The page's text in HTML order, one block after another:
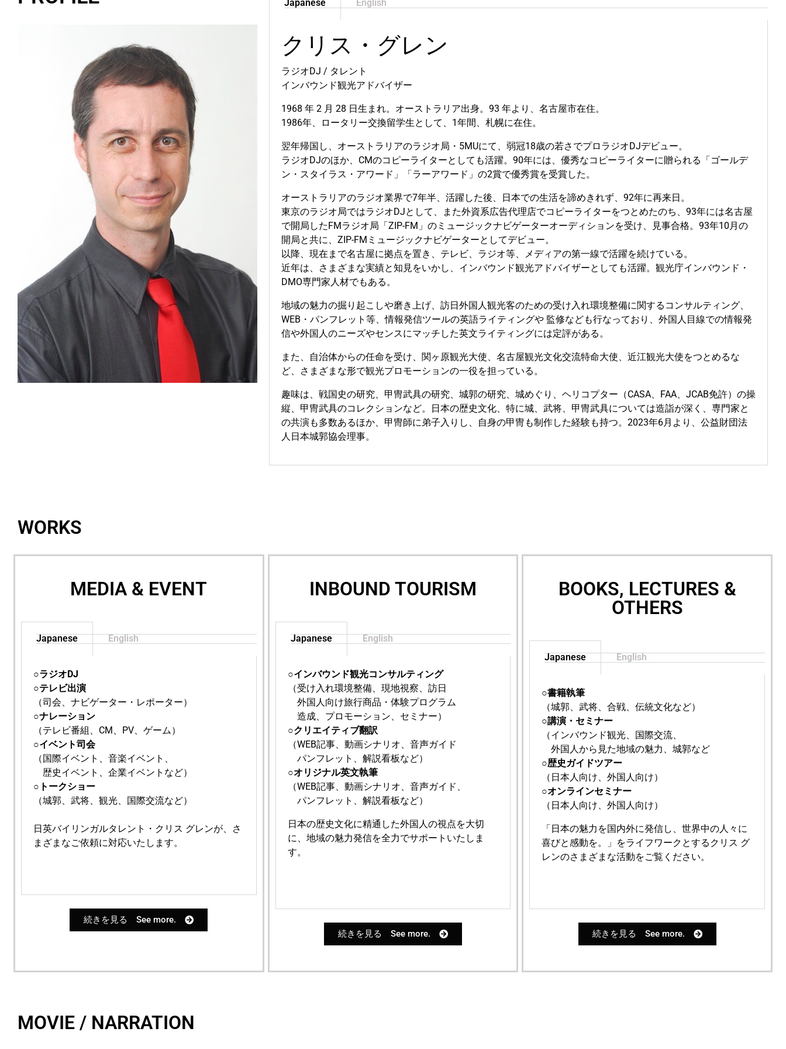
Japanese English
クリス・グレン
ラジオDJ / タレント
インバウンド観光アドバイザー
1968 年 2 月 28 日生まれ。オーストラリア出身。93 年より、名古屋市在住。
1986年、ロータリー交換留学生として、1年間、札幌に在住。
翌年帰国し、オーストラリアのラジオ局・5MUにて、弱冠18歳の若さでプロラジオDJデビュー。
ラジオDJのほか、CMのコピーライターとしても活躍。90年には、優秀なコピーライターに贈られる「ゴールデ
ン・スタイラス・アワード」「ラーアワード」の2賞で優秀賞を受賞した。
オーストラリアのラジオ業界で7年半、活躍した後、日本での生活を諦めきれず、92年に再来日。
東京のラジオ局ではラジオDJとして、また外資系広告代理店でコピーライターをつとめたのち、93年には名古屋
で開局したFMラジオ局「ZIP-FM」のミュージックナビゲーターオーディションを受け、見事合格。93年10月の
開局と共に、ZIP-FMミュージックナビゲーターとしてデビュー。
以降、現在まで名古屋に拠点を置き、テレビ、ラジオ等、メディアの第一線で活躍を続けている。
近年は、さまざまな実績と知見をいかし、インバウンド観光アドバイザーとしても活躍。観光庁インバウンド・
DMO専門家人材でもある。
地域の魅力の掘り起こしや磨き上げ、訪日外国人観光客のための受け入れ環境整備に関するコンサルティング、
WEB・パンフレット等、情報発信ツールの英語ライティングや 監修なども行なっており、外国人目線での情報発
信や外国人のニーズやセンスにマッチした英文ライティングには定評がある。
また、自治体からの任命を受け、関ヶ原観光大使、名古屋観光文化交流特命大使、近江観光大使をつとめるな
ど、さまざまな形で観光プロモーションの一役を担っている。
趣味は、戦国史の研究、甲冑武具の研究、城郭の研究、城めぐり、ヘリコプター（CASA、FAA、JCAB免許）の操
縦、 甲冑武具のコレクションなど。日本の歴史文化、特に城、武将、甲冑武具については造詣が深く、専門家と
の共演も多数あるほか、甲冑師に弟子入りし、自身の甲冑も制作した経験も持つ。2023年6月より、公益財団法
人日本城郭協会理事。
WORKS
MEDIA & EVENT
Japanese English
○ラジオDJ
○テレビ出演
（司会、ナビゲーター・レポーター）
○ナレーション
（テレビ番組、CM、PV、 ゲーム）
○イベント司会
（国際イベント、音楽イベント、
歴史イベント、企業イベントなど）
○トークショー
（城郭、武将、観光、国際交流など）
日英バイリンガルタレント・ クリス グレンが、さ
まざまなご依頼に対応いたします。
続きを見る See more.
INBOUND TOURISM
Japanese English
○インバウンド観光コンサルティング
（受け入れ環境整備、現地視察、訪日
外国人向け旅行商品・体験プログラム
造成、 プロモーション、セミナー）
○クリエイティブ翻訳
（WEB記事、動画シナリオ、 音声ガイド
パンフレット、解説看板など）
○オリジナル英文執筆
（WEB記事、動画シナリオ、 音声ガイド、
パンフレット、解説看板など）
日本の歴史文化に精通した外国人の視点を大切
に、地域の魅力発信を全力でサポートいたしま
す。
続きを見る See more.
BOOKS, LECTURES &
OTHERS
Japanese English
○書籍執筆
（城郭、武将、合戦、伝統文化など）
○講演・セミナー
（インバウンド観光、 国際交流、
外国人から見た地域の魅力、城郭など
○歴史ガイドツアー
（日本人向け、外国人向け）
○オンラインセミナー
（日本人向け、外国人向け）
「日本の魅力を国内外に発信し、世界中の人々に
喜びと感動を。」をライフワークとするクリス グ
レンのさまざまな活動をご覧ください。
続きを見る See more.
MOVIE / NARRATION